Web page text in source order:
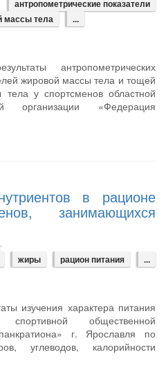
антропометрические показатели
массы тела ...
антропометрических
жировой массы тела и тощей
у спортсменов областной
организации «Федерация
в рационе
занимающихся
жиры рацион питания ...
изучения характера питания
спортивной общественной
г. Ярославля по
углеводов, калорийности